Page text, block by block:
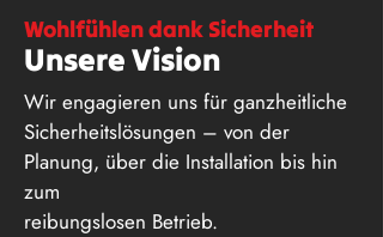
Wohlfühlen dank Sicherheit
Unsere Vision
Wir engagieren uns für ganzheitliche
Sicherheitslösungen – von der
Planung, über die Installation bis hin
zum
reibungslosen Betrieb.